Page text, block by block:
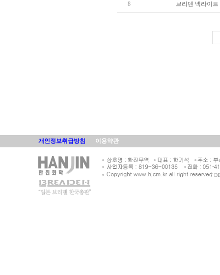
8 브리덴 넥라이트
개인정보취급방침 이용약관
/